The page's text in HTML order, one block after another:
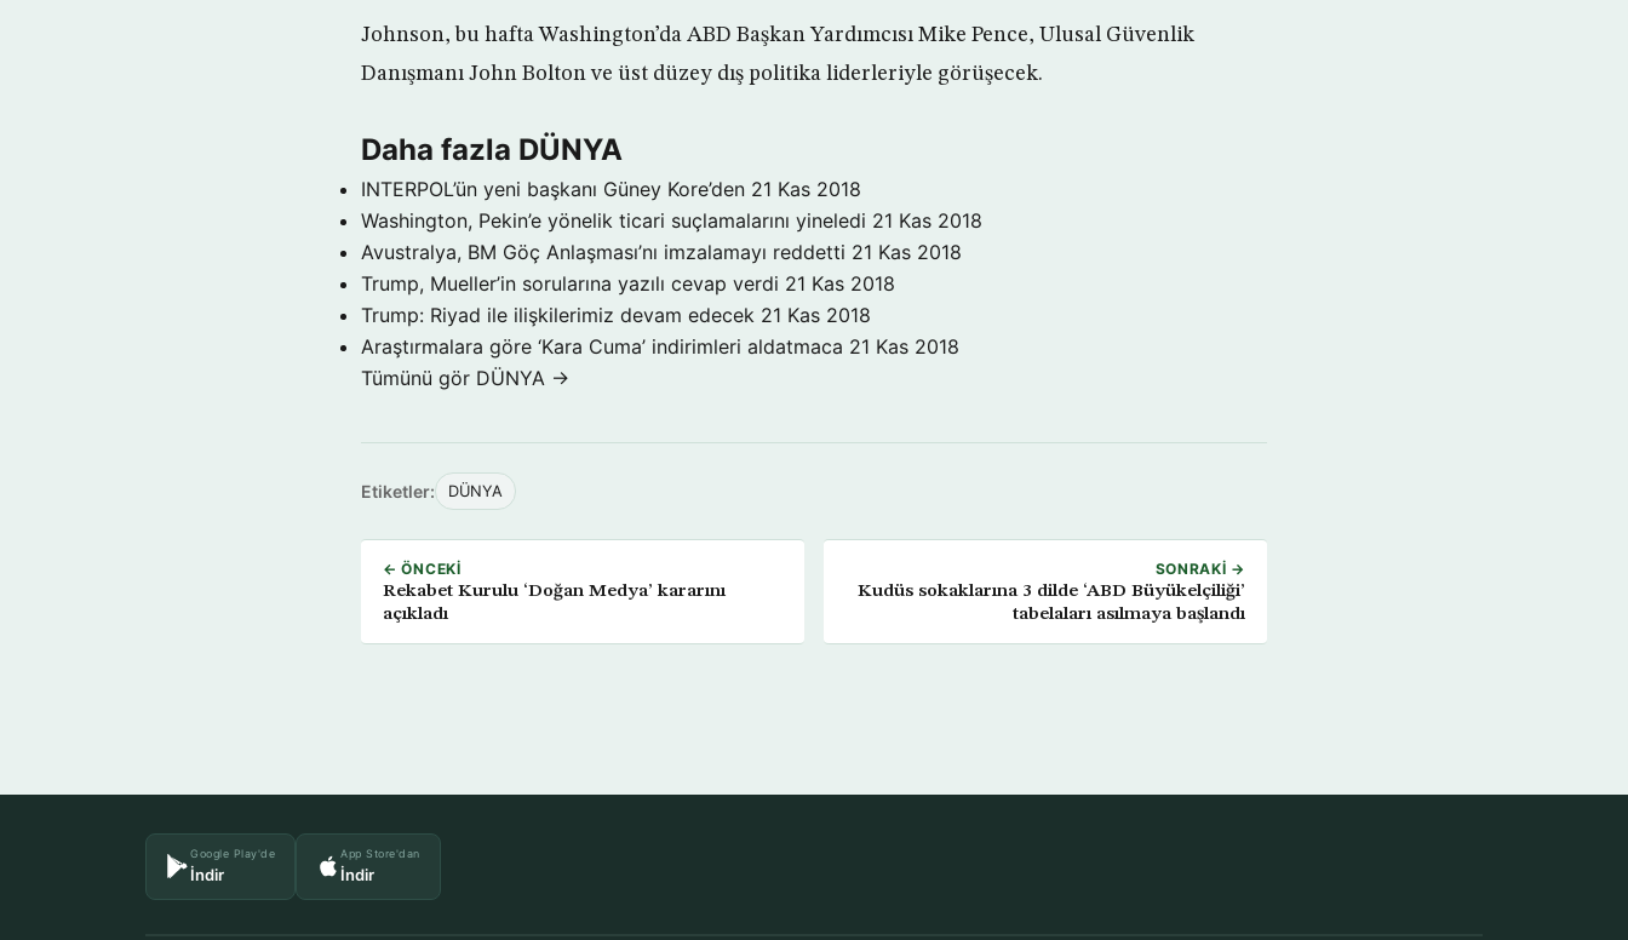
Johnson, bu hafta Washington’da ABD Başkan Yardımcısı Mike Pence, Ulusal Güvenlik
Danışmanı John Bolton ve üst düzey dış politika liderleriyle görüşecek.
Daha fazla DÜNYA
INTERPOL’ün yeni başkanı Güney Kore’den 21 Kas 2018
Washington, Pekin’e yönelik ticari suçlamalarını yineledi 21 Kas 2018
Avustralya, BM Göç Anlaşması’nı imzalamayı reddetti 21 Kas 2018
Trump, Mueller’in sorularına yazılı cevap verdi 21 Kas 2018
Trump: Riyad ile ilişkilerimiz devam edecek 21 Kas 2018
Araştırmalara göre ‘Kara Cuma’ indirimleri aldatmaca 21 Kas 2018
Tümünü gör DÜNYA →
Etiketler: DÜNYA
← ÖNCEKI
Rekabet Kurulu ‘Doğan Medya’ kararını
açıkladı
SONRAKI →
Kudüs sokaklarına 3 dilde ‘ABD Büyükelçiliği’
tabelaları asılmaya başlandı
Google Play'de
İndir
App Store'dan
İndir